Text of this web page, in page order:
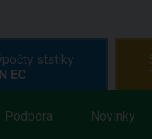
Podpora Novinky
statiky
EC